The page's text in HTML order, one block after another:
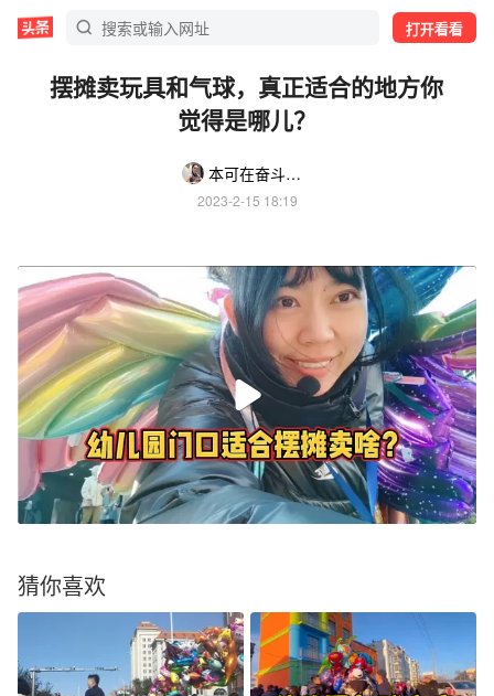
打开看看
摆摊卖玩具和气球，真正适合的地方你
觉得是哪儿？
本可在奋斗@4月7日深圳玩具展潮玩品鉴官
2023-2-15 18:19
猜你喜欢